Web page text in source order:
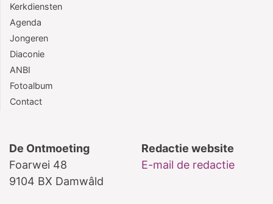
Kerkdiensten
Agenda
Jongeren
Diaconie
ANBI
Fotoalbum
Contact
De Ontmoeting
Foarwei 48
9104 BX Damwâld
Redactie website
E-mail de redactie